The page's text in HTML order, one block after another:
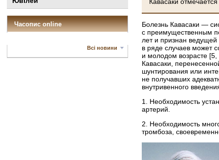
Часопис online
Всі новини
Болезнь Кавасаки —
с преимущественным
лет и признан
в ряде случаев может
и молодом возрасте
Кавасаки,
шунтирования или
не получавших
внутривенного
1. Необходимость
артерий.
2. Необходимость
тромбоза,